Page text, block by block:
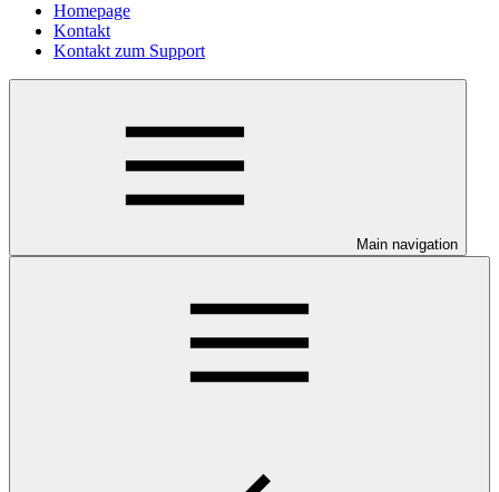
Homepage
Kontakt
Kontakt zum Support
Main navigation